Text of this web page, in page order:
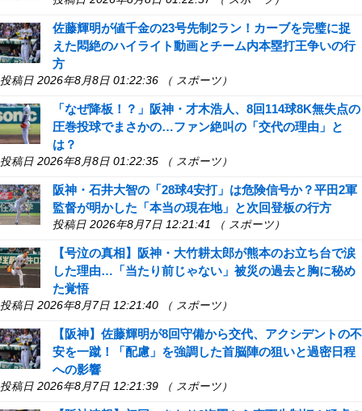
佐藤輝明が値千金の23号先制2ラン！カーブを完璧に捉
えた悶絶のハイライト動画とチーム内本塁打王争いの行
方
投稿日 2026年8月8日 01:22:36 （ スポーツ）
「なぜ降板！？」阪神・才木浩人、8回114球8K無失点の
圧巻投球でまさかの…ファン絶叫の「交代の理由」と
は？
投稿日 2026年8月8日 01:22:35 （ スポーツ）
阪神・石井大智の「28球4安打」は危険信号か？平田2軍
監督が明かした「本当の現在地」と次回登板の行方
投稿日 2026年8月7日 12:21:41 （ スポーツ）
【号泣の真相】阪神・大竹耕太郎が熊本のお立ち台で涙
した理由…「当たり前じゃない」被災の過去と胸に秘め
た覚悟
投稿日 2026年8月7日 12:21:40 （ スポーツ）
【阪神】佐藤輝明が8回守備から交代、アクシデントの不
安を一蹴！「配慮」を強調した首脳陣の狙いと過密日程
への影響
投稿日 2026年8月7日 12:21:39 （ スポーツ）